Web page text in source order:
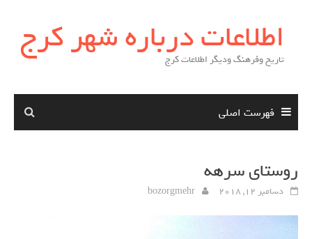
contentاطلاعات درباره شهر کرج
تاریخ وفرهنگ ودیگر اطلاعات کرج
فهرست اصلی
روستاي سرهه
دسامبر 12, 2018 bozorgmehr